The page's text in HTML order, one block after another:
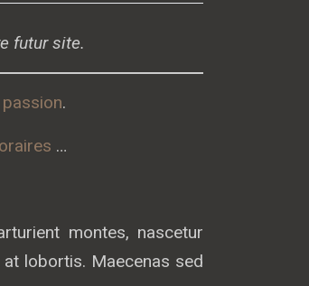
futur site.
.
…
montes, nascetur
lobortis. Maecenas sed